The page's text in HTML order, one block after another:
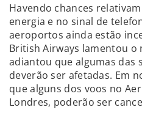
Havendo chances
energia e no sinal de
aeroportos ainda estão
British Airways lamentou o
adiantou que algumas das
deverão ser afetadas. Em
que alguns dos voos no
Londres, poderão ser